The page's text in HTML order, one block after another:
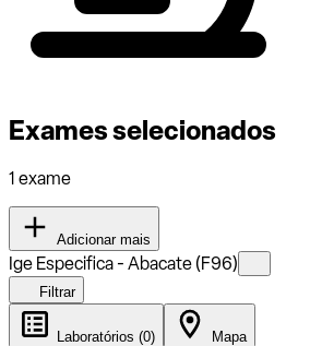
Exames selecionados
1 exame
Adicionar mais
Ige Especifica - Abacate (F96)
Filtrar
Laboratórios (0) Mapa